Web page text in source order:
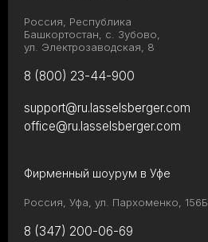
Россия, Республика
Башкортостан, с. Зубово,
ул. Электрозаводская, 8
8 (800) 23-44-900
Фирменный шоурум в Уфе
Россия, Уфа, ул. Пархоменко, 156Б
8 (347) 200-06-69
support@ru.lasselsberger.com
office@ru.lasselsberger.com